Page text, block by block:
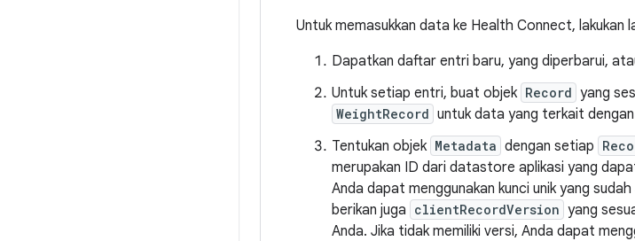
Untuk memasukkan data ke Health Connect, lakukan
Dapatkan daftar entri baru, yang diperbarui,
Untuk setiap entri, buat objek Record yang
WeightRecord untuk data yang terkait
Tentukan objek Metadata dengan setiap
merupakan ID dari datastore aplikasi yang
Anda dapat menggunakan kunci unik yang
berikan juga clientRecordVersion yang
Anda. Jika tidak memiliki versi, Anda dapat